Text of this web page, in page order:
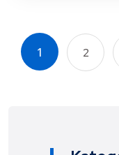
1 2